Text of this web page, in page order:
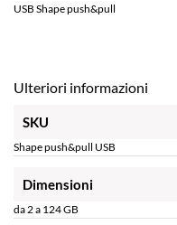
USB Shape push&pull
Ulteriori informazioni
SKU
Shape push&pull USB
Dimensioni
da 2 a 124 GB